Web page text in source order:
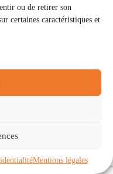
ou de retirer son
certaines caractéristiques et
Mentions légales
(UE)